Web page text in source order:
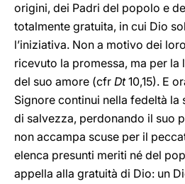
origini, dei Padri del popolo e
totalmente gratuita, in cui Dio
l’iniziativa. Non a motivo dei
ricevuto la promessa, ma per la
del suo amore (cfr Dt10,15). E
Signore continui nella fedeltà la
di salvezza, perdonando il suo
non accampa scuse per il
elenca presunti meriti né del
appella alla gratuità di Dio: un